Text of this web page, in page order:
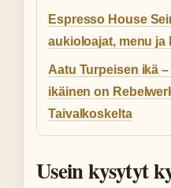
Espresso House
aukioloajat, menu ja
Aatu Turpeisen ikä
ikäinen on
Taivalkoskelta
Usein kysytyt